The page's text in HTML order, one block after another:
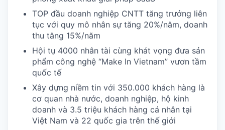
TOP đầu doanh nghiệp CNTT tăng trưởng liên
tục với quy mô nhân sự tăng 20%/năm, doanh
thu tăng 15%/năm
Hội tụ 4000 nhân tài cùng khát vọng đưa sản
phẩm công nghệ “Make In Vietnam” vươn tầm
quốc tế
Xây dựng niềm tin với 350.000 khách hàng là
cơ quan nhà nước, doanh nghiệp, hộ kinh
doanh và 3.5 triệu khách hàng cá nhân tại
Việt Nam và 22 quốc gia trên thế giới